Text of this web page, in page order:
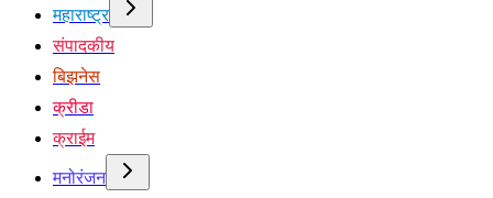
महाराष्ट्र
संपादकीय
बिझनेस
क्रीडा
क्राईम
मनोरंजन